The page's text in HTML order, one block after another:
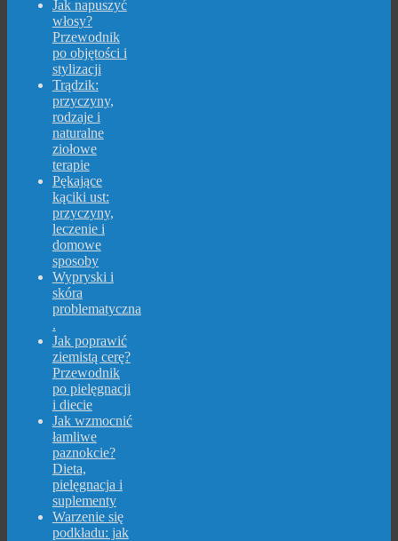
Jak napuszyć
włosy?
Przewodnik
po objętości i
stylizacji
Trądzik:
przyczyny,
rodzaje i
naturalne
ziołowe
terapie
Pękające
kąciki ust:
przyczyny,
leczenie i
domowe
sposoby
Wypryski i
skóra
problematyczna
.
Jak poprawić
ziemistą cerę?
Przewodnik
po pielęgnacji
i diecie
Jak wzmocnić
łamliwe
paznokcie?
Dieta,
pielęgnacja i
suplementy
Warzenie się
podkładu: jak